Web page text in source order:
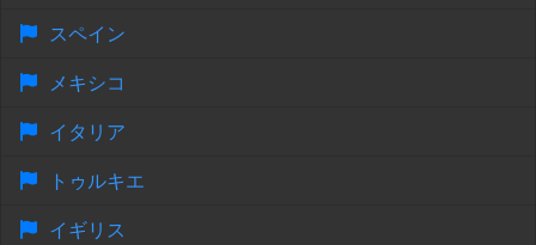
スペイン
メキシコ
イタリア
トゥルキエ
イギリス